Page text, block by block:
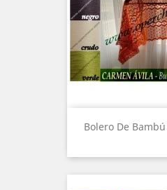
Bolero De